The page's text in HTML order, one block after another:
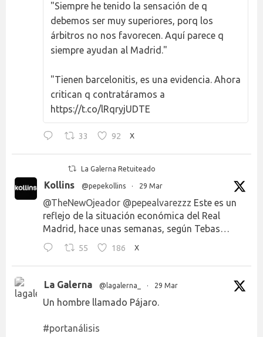
"Siempre he tenido la sensación de q
debemos ser muy superiores, porq los
árbitros no nos favorecen. Aquí parece q
siempre ayudan al Madrid."
"Tienen barcelonitis, es una evidencia. Ahora
critican q contratáramos a
https://t.co/lRqryjUDTE
33 92 X
La Galerna Retuiteado
Kollins @pepekollins · 29 Mar
@TheNewOjeador @pepealvarezzz Este es un
reflejo de la situación económica del Real
Madrid, hace unas semanas, según Tebas…
55 186 X
La Galerna @lagalerna_ · 29 Mar
Un hombre llamado Pájaro.
#portanálisis